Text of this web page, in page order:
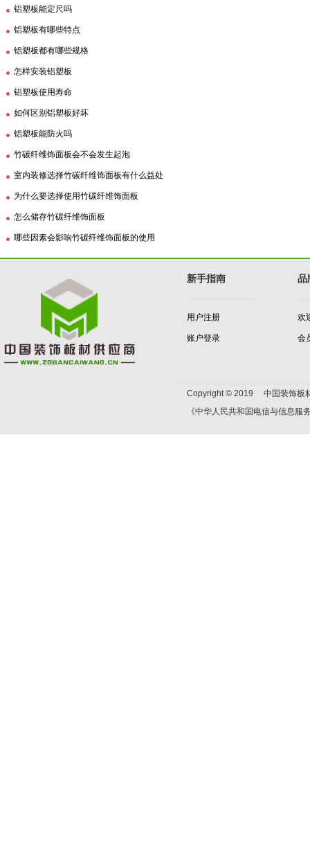
铝塑板能定尺吗
铝塑板有哪些特点
铝塑板都有哪些规格
怎样安装铝塑板
铝塑板使用寿命
如何区别铝塑板好坏
铝塑板能防火吗
竹碳纤维饰面板会不会发生起泡
室内装修选择竹碳纤维饰面板有什么益处
为什么要选择使用竹碳纤维饰面板
怎么储存竹碳纤维饰面板
哪些因素会影响竹碳纤维饰面板的使用
新手指南
用户注册
账户登录
品
欢
会
Copyright © 2019 中国装饰板
《中华人民共和国电信与信息